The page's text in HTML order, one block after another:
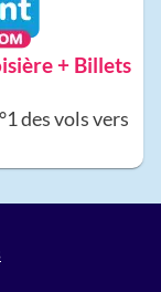
+ Billets
des vols vers